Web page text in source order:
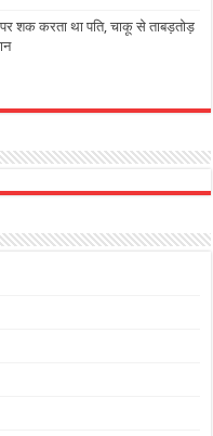
शक करता था पति, चाकू से ताबड़तोड़